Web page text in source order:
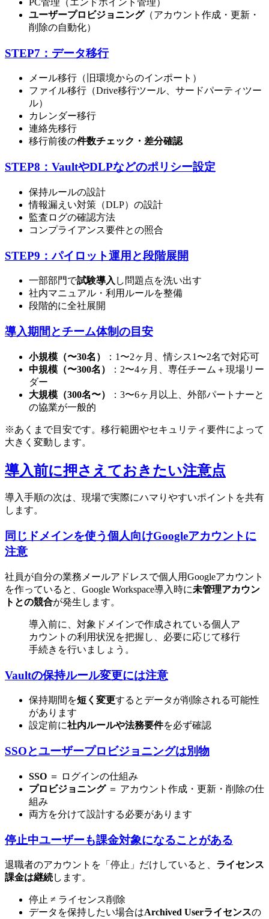
PC管理（エンドポイント管理）
ユーザープロビジョニング（アカウント作成・更新・
削除の自動化）
STEP7：データ移行
メール移行（旧環境からのインポート）
ファイル移行（Drive移行ツール、サードパーティツー
ル）
カレンダー移行
連絡先移行
移行前後の件数チェック・差分確認
STEP8：VaultやDLPなどのポリシー設定
保持ルールの設計
情報漏えい対策（DLP）の設計
監査ログの確認方法
コンプライアンス要件との照合
STEP9：パイロット運用と段階展開
一部部門で試験導入 し問題点を洗い出す
社内マニュアル・利用ルールを整備
段階的に全社展開
導入期間とチーム体制の目安
小規模（〜30名）
：1〜2ヶ月、情シス1〜2名で対応可
中規模（〜300名）
：2〜4ヶ月、専任チーム＋現場リー
ダー
大規模（300名〜）
：3〜6ヶ月以上、外部パートナーと
の協業が一般的
※あくまで目安です。移行範囲やセキュリティ要件によって
大きく変動します。
導入前に押さえておきたい注意点
導入手順の次は、現場で実際にハマりやすいポイントを共有
します。
同じドメインを使う個人向けGoogleアカウントに
注意
社員が自分の業務メールアドレスで個人用Googleアカウント
を作っていると、Google Workspace導入時に未管理アカウン
トとの競合が発生します。
導入前に、対象ドメインで作成されている個人ア
カウントの利用状況を把握し、必要に応じて移行
手続きを行いましょう。
Vaultの保持ルール変更には注意
保持期間を短く変更するとデータが削除される可能性
があります
設定前に社内ルールや法務要件を必ず確認
SSOとユーザープロビジョニングは別物
SSO ＝ ログインの仕組み
プロビジョニング＝ アカウント作成・更新・削除の仕
組み
両方を分けて設計する必要があります
停止中ユーザーも課金対象になることがある
退職者のアカウントを「停止」だけしていると、 ライセンス
課金は継続します。
停止 ≠ ライセンス削除
データを保持したい場合はArchived Userライセンスの